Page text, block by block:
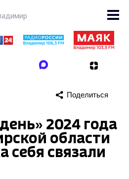
Поделиться
2024 года
области
себя связали